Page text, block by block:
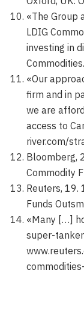
«The Group
LDIG
investing in
«Our
firm and in
we are
access to
river.com/
Bloomberg,
Commodity
Reuters, 19.
Funds
«Many […]
super-